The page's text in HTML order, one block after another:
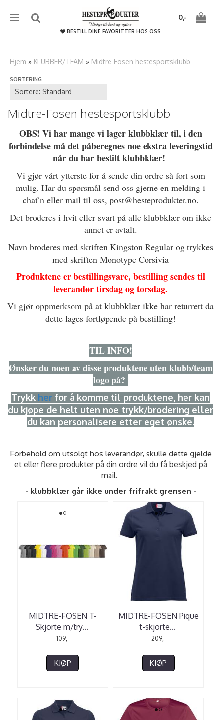
{/literal}����������
0,-
BESTILL DINE FAVORITTER HOS OSS
Hjem » KLUBBER/TEAM » Midtre-Fosen hestesportsklubb
SORTERING
Midtre-Fosen hestesportsklubb
OBS! Vi har mange vi lager klubbklær til, i den
forbindelse må det påberegnes noe ekstra leveringstid
når du har bestilt klubbklær!
Vi gjør vårt ytterste for å sende din ordre så fort som
mulig. Har du spørsmål send oss gjerne en melding i
chat’n eller mail til oss, post@hesteprodukter.no.
Det broderes i hvit eller svart på alle klubbklær om ikke
annet er avtalt.
Navn broderes med skriften Kingston Regular og trykkes
med skriften Monotype Corsivia
Produktene er bestillingsvare, bestilling sendes til
leverandør tirsdag og torsdag.
Vi gjør oppmerksom på at klubbklær ikke har returrett da
dette lages fortløpende på bestilling!
TIL INFO!
Ønsker du noen av disse produktene uten klubb/team
logo på?
Trykk her for å komme til produktene, her kan
du kjøpe de helt uten noe trykk/brodering eller
du kan personalisere etter eget ønske.
Forbehold om utsolgt hos leverandør, skulle dette gjelde
et eller flere produkter på din ordre vil du få beskjed på
mail.
- klubbklær går ikke under frifrakt grensen -
MIDTRE-FOSEN T-
Skjorte m/try...
109,-
KJØP
MIDTRE-FOSEN Pique
t-skjorte...
209,-
KJØP